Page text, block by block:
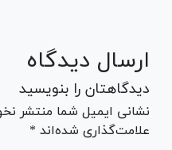
ارسال دیدگاه
دیدگاهتان را بنویسید
نشانی ایمیل شما منتشر
علامت‌گذاری شده‌اند *